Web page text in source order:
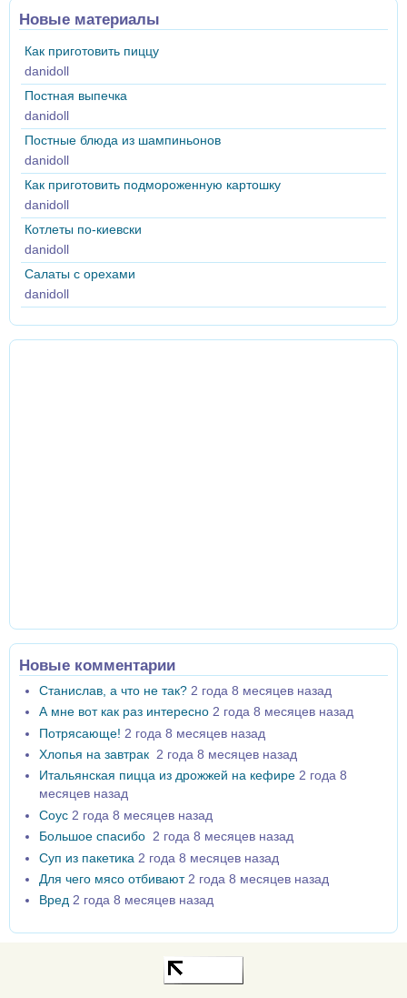
Новые материалы
Как приготовить пиццу
danidoll
Постная выпечка
danidoll
Постные блюда из шампиньонов
danidoll
Как приготовить подмороженную картошку
danidoll
Котлеты по-киевски
danidoll
Салаты с орехами
danidoll
Новые комментарии
Станислав, а что не так? 2 года 8 месяцев назад
А мне вот как раз интересно 2 года 8 месяцев назад
Потрясающе! 2 года 8 месяцев назад
Хлопья на завтрак 2 года 8 месяцев назад
Итальянская пицца из дрожжей на кефире 2 года 8
месяцев назад
Соус 2 года 8 месяцев назад
Большое спасибо 2 года 8 месяцев назад
Суп из пакетика 2 года 8 месяцев назад
Для чего мясо отбивают 2 года 8 месяцев назад
Вред 2 года 8 месяцев назад